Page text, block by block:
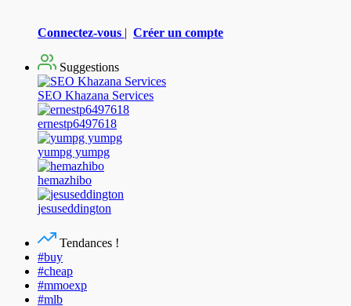
Connectez-vous | Créer un compte
Suggestions
SEO Khazana Services
ernestp6497618
yumpg yumpg
hemazhibo
jesuseddington
Tendances !
#buy
#cheap
#mmoexp
#mlb